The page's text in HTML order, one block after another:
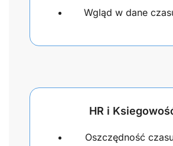
Wgląd w dane
HR i
Oszczędność